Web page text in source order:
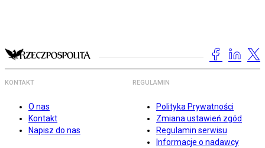
KONTAKT
O nas
Kontakt
Napisz do nas
REGULAMIN
Polityka Prywatności
Zmiana ustawień zgód
Regulamin serwisu
Informacje o nadawcy